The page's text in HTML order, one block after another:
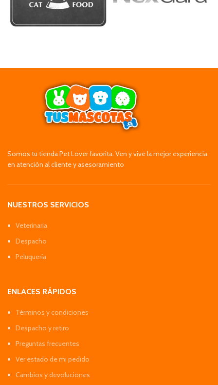
Somos tu tienda Pet Lover favorita. Ven y vive la mejor experiencia
en atención al cliente y asesoramiento
NUESTROS SERVICIOS
Veterinaria
Despacho
Peluquería
ENLACES RÁPIDOS
Términos y condiciones
Despacho y retiro
Preguntas frecuentes
Ver estado de mi pedido
Cambios y devoluciones